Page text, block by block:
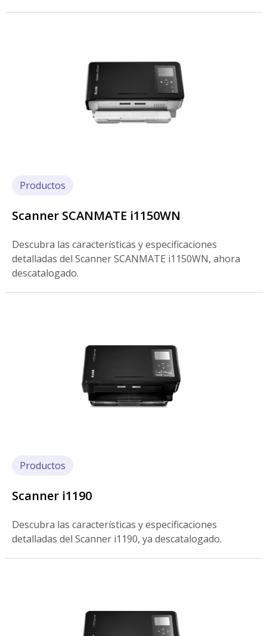
Productos
Scanner SCANMATE i1150WN
Descubra las características y especificaciones
detalladas del Scanner SCANMATE i1150WN, ahora
descatalogado.
Productos
Scanner i1190
Descubra las características y especificaciones
detalladas del Scanner i1190, ya descatalogado.